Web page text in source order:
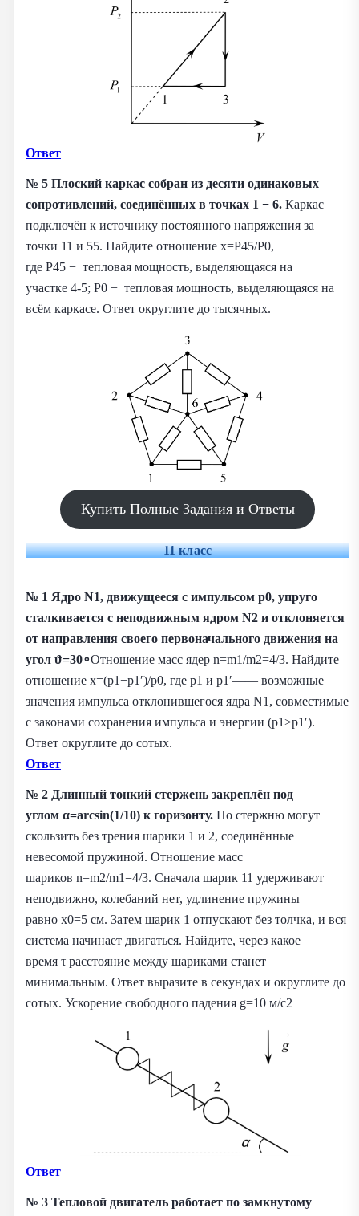
Ответ
№ 5 Плоский каркас собран из десяти одинаковых
сопротивлений, соединённых в точках 1 − 6. Каркас
подключён к источнику постоянного напряжения за
точки 11 и 55. Найдите отношение x=P45/P0,
где P45 − тепловая мощность, выделяющаяся на
участке 4-5; P0 − тепловая мощность, выделяющаяся на
всём каркасе. Ответ округлите до тысячных.
Купить Полные Задания и Ответы
11 класс
№ 1 Ядро N1, движущееся с импульсом p0, упруго
сталкивается с неподвижным ядром N2 и отклоняется
от направления своего первоначального движения на
угол ϑ=30∘Отношение масс ядер n=m1/m2=4/3. Найдите
отношение x=(p1−p1′)/p0, где p1 и p1′—— возможные
значения импульса отклонившегося ядра N1, совместимые
с законами сохранения импульса и энергии (p1>p1′).
Ответ округлите до сотых.
Ответ
№ 2 Длинный тонкий стержень закреплён под
углом α=arcsin(1/10) к горизонту. По стержню могут
скользить без трения шарики 1 и 2, соединённые
невесомой пружиной. Отношение масс
шариков n=m2/m1=4/3. Сначала шарик 11 удерживают
неподвижно, колебаний нет, удлинение пружины
равно x0=5 см. Затем шарик 1 отпускают без толчка, и вся
система начинает двигаться. Найдите, через какое
время τ расстояние между шариками станет
минимальным. Ответ выразите в секундах и округлите до
сотых. Ускорение свободного падения g=10 м/с2
Ответ
№ 3 Тепловой двигатель работает по замкнутому